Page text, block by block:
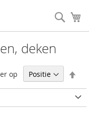
deken
op